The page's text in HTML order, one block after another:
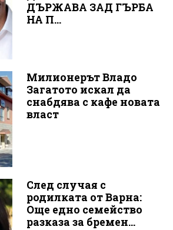
ДЪРЖАВА ЗАД ГЪРБА
НА П...
Милионерът Владо
Загатото искал да
снабдява с кафе новата
власт
След случая с
родилката от Варна:
Още едно семейство
разказа за бремен...